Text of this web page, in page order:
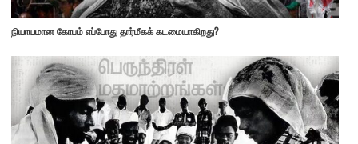
நியாயமான கோபம் எப்போது தார்மீகக் கடமையாகிறது?